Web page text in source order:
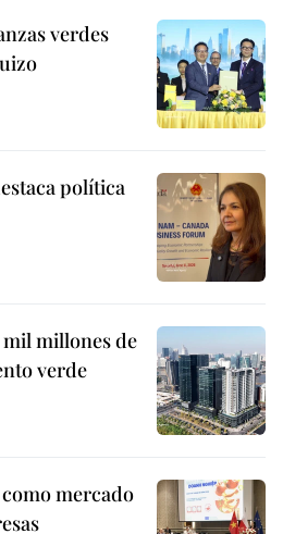
verdes
política
millones de
verde
mercado